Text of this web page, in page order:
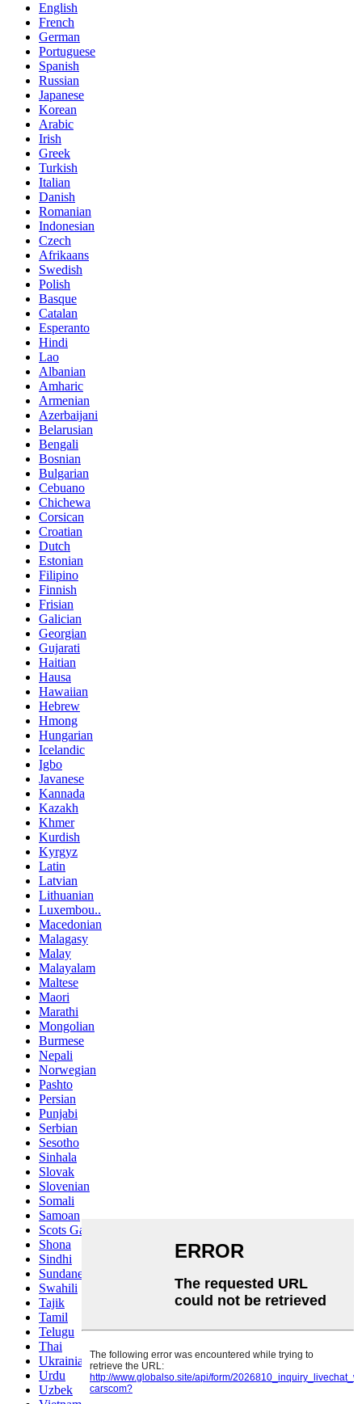
English
French
German
Portuguese
Spanish
Russian
Japanese
Korean
Arabic
Irish
Greek
Turkish
Italian
Danish
Romanian
Indonesian
Czech
Afrikaans
Swedish
Polish
Basque
Catalan
Esperanto
Hindi
Lao
Albanian
Amharic
Armenian
Azerbaijani
Belarusian
Bengali
Bosnian
Bulgarian
Cebuano
Chichewa
Corsican
Croatian
Dutch
Estonian
Filipino
Finnish
Frisian
Galician
Georgian
Gujarati
Haitian
Hausa
Hawaiian
Hebrew
Hmong
Hungarian
Icelandic
Igbo
Javanese
Kannada
Kazakh
Khmer
Kurdish
Kyrgyz
Latin
Latvian
Lithuanian
Luxembou..
Macedonian
Malagasy
Malay
Malayalam
Maltese
Maori
Marathi
Mongolian
Burmese
Nepali
Norwegian
Pashto
Persian
Punjabi
Serbian
Sesotho
Sinhala
Slovak
Slovenian
Somali
Samoan
Scots Gaelic
Shona
Sindhi
Sundanese
Swahili
Tajik
Tamil
Telugu
Thai
Ukrainian
Urdu
Uzbek